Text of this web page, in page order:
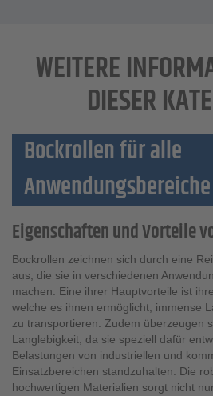
WEITERE
DIESER
Bockrollen für alle
Anwendungsbereiche
Eigenschaften und Vorteile
Bockrollen zeichnen sich durch eine
aus, die sie in verschiedenen
machen. Eine ihrer Hauptvorteile ist
welche es ihnen ermöglicht, immense
zu transportieren. Zudem überzeugen
Langlebigkeit, da sie speziell dafür
Belastungen von industriellen und
Einsatzbereichen standzuhalten. Die
hochwertigen Materialien sorgt nicht